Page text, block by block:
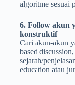
algoritme sesuai
6. Follow akun
konstruktif
Cari akun-akun
based
sejarah/
education atau